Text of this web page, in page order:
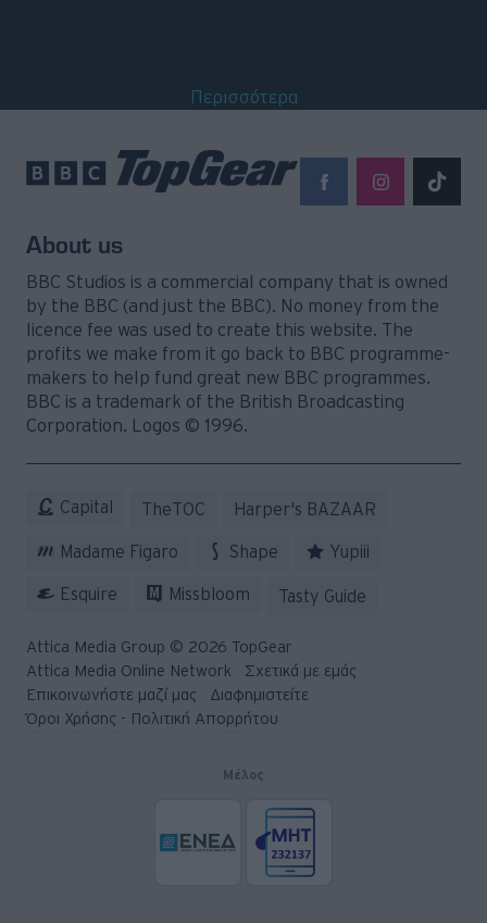
Περισσότερα
Attica Media Online Network
Επικοινωνήστε μαζί μας
About us
BBC Studios is a commercial company that is owned
by the BBC (and just the BBC). No money from the
licence fee was used to create this website. The
profits we make from it go back to BBC programme-
makers to help fund great new BBC programmes.
BBC is a trademark of the British Broadcasting
Corporation. Logos © 1996.
Capital TheTOC Harper's BAZAAR
Madame Figaro Shape Yupiii
Esquire Missbloom Tasty Guide
Attica Media Group © 2026 TopGear
Attica Media Online Network
Σχετικά με εμάς
Επικοινωνήστε μαζί μας
Διαφημιστείτε
Όροι Χρήσης - Πολιτική Απορρήτου
Μέλος